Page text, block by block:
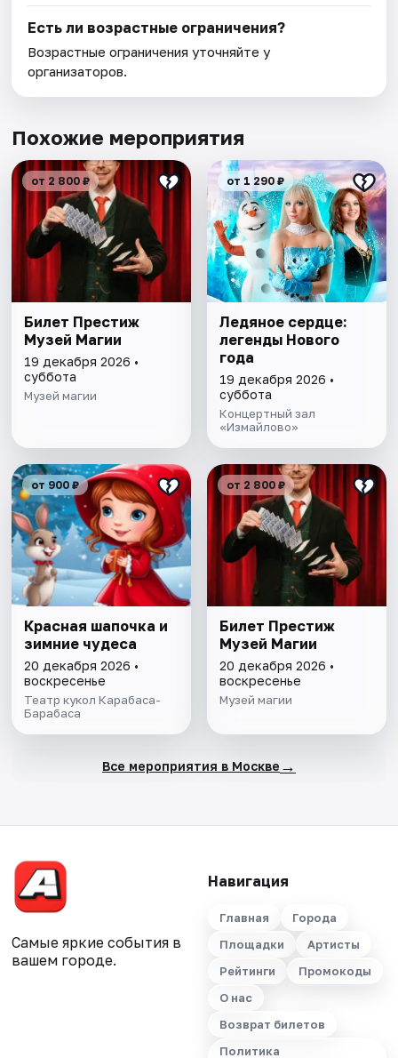
Есть ли возрастные ограничения?
Возрастные ограничения уточняйте у
организаторов.
Похожие мероприятия
от 2 800 ₽
Билет Престиж
Музей Магии
19 декабря 2026 •
суббота
Музей магии
от 1 290 ₽
Ледяное сердце:
легенды Нового
года
19 декабря 2026 •
суббота
Концертный зал
«Измайлово»
от 900 ₽
Красная шапочка и
зимние чудеса
20 декабря 2026 •
воскресенье
Театр кукол Карабаса-
Барабаса
от 2 800 ₽
Билет Престиж
Музей Магии
20 декабря 2026 •
воскресенье
Музей магии
Все мероприятия в Москве →
Самые яркие события в
вашем городе.
Навигация
Главная
Города
Площадки
Артисты
Рейтинги
Промокоды
О нас
Возврат билетов
Политика